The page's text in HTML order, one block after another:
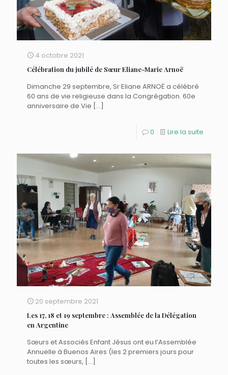
4 octobre 2021
Célébration du jubilé de Sœur Eliane-Marie Arnoë
Dimanche 29 septembre, Sr Eliane ARNOË a célébré
60 ans de vie religieuse dans la Congrégation. 60e
anniversaire de Vie […]
0 Lire la suite
20 septembre 2021
Les 17, 18 et 19 septembre : Assemblée de la Délégation
en Argentine
Sœurs et Associés Enfant Jésus ont eu l’Assemblée
Annuelle à Buenos Aires (les 2 premiers jours pour
toutes les sœurs, […]